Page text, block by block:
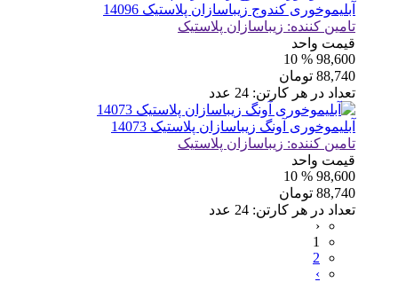
آبلیموخوری کندوج زیباسازان پلاستیک 14096
تامین کننده: زیباسازان پلاستیک
قیمت واحد
98,600
% 10
88,740 تومان
تعداد در هر کارتن: 24 عدد
آبلیموخوری آونگ زیباسازان پلاستیک 14073
تامین کننده: زیباسازان پلاستیک
قیمت واحد
98,600
% 10
88,740 تومان
تعداد در هر کارتن: 24 عدد
‹
1
2
›